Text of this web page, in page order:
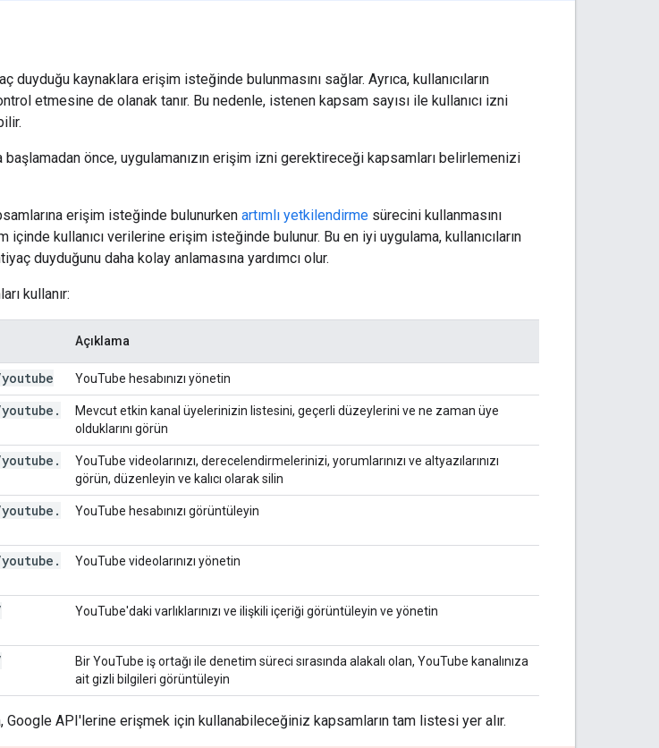
duyduğu kaynaklara erişim isteğinde bulunmasını sağlar. Ayrıca, kullanıcıların
etmesine de olanak tanır. Bu nedenle, istenen kapsam sayısı ile kullanıcı izni
başlamadan önce, uygulamanızın erişim izni gerektireceği kapsamları belirlemenizi
erişim isteğinde bulunurken artımlı yetkilendirme sürecini kullanmasını
içinde kullanıcı verilerine erişim isteğinde bulunur. Bu en iyi uygulama, kullanıcıların
duyduğunu daha kolay anlamasına yardımcı olur.
kullanır:
Açıklama
youtube YouTube hesabınızı yönetin
youtube .
Mevcut etkin kanal üyelerinizin listesini, geçerli düzeylerini ve ne zaman üye
olduklarını görün
youtube .
YouTube videolarınızı, derecelendirmelerinizi, yorumlarınızı ve altyazılarınızı
görün, düzenleyin ve kalıcı olarak silin
youtube .
YouTube hesabınızı görüntüleyin
youtube .
YouTube videolarınızı yönetin
YouTube'daki varlıklarınızı ve ilişkili içeriği görüntüleyin ve yönetin
Bir YouTube iş ortağı ile denetim süreci sırasında alakalı olan, YouTube kanalınıza
ait gizli bilgileri görüntüleyin
Google API'lerine erişmek için kullanabileceğiniz kapsamların tam listesi yer alır.